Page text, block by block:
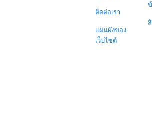
ติดต่อเรา
แผนผังของ
เว็บไซต์